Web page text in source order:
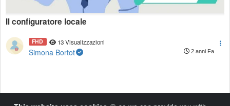
Il configuratore locale
FHD 13 Visualizzazioni
Simona Bortot 2 anni Fa